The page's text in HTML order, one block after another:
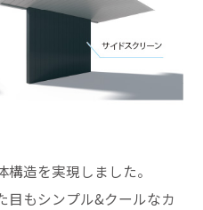
造を実現しました。
目もシンプル&クールなカ